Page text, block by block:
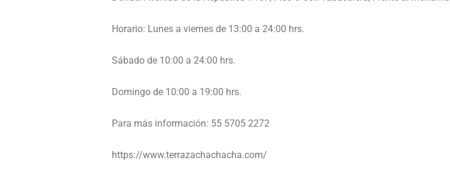
Horario: Lunes a viernes de 13:00 a 24:00 hrs.
Sábado de 10:00 a 24:00 hrs.
Domingo de 10:00 a 19:00 hrs.
Para más información: 55 5705 2272
https://www.terrazachachacha.com/